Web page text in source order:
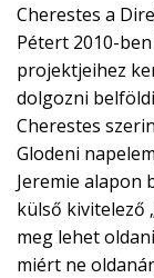
Cherestes a
Pétert 2010-
projektjeihez
dolgozni
Cherestes
Glodeni
Jeremie alapon
külső kivitelező
meg lehet
miért ne